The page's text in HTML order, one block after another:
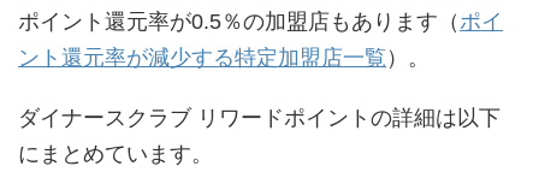
ポイント還元率が0.5％の加盟店もあります（ ポイ
ント還元率が減少する特定加盟店一覧 ）。
ダイナースクラブ リワードポイントの詳細は以下
にまとめています。